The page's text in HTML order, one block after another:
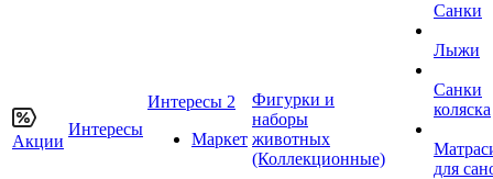
Акции
Интересы
Интересы 2
Маркет
Фигурки и
наборы
животных
(Коллекционные)
Санки
Лыжи
Санки
коляска
для